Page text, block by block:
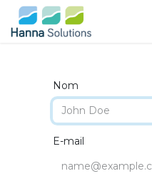
Se rendre au contenu
Nom
E-mail